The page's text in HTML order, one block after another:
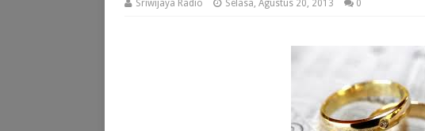
Sriwijaya Radio Selasa, Agustus 20, 2013 0